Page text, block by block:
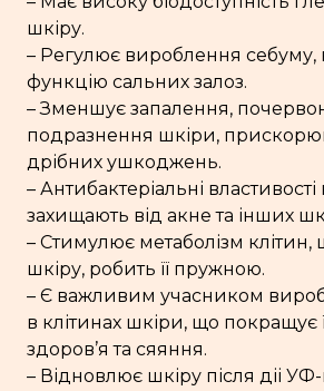
шкіру.
– Регулює вироблення себуму,
функцію сальних залоз.
– Зменшує запалення,
подразнення шкіри,
дрібних ушкоджень.
– Антибактеріальні
захищають від акне та інших
– Стимулює метаболізм
шкіру, робить її пружною.
– Є важливим учасником
в клітинах шкіри, що покращує
здоров’я та сяяння.
– Відновлює шкіру після діі